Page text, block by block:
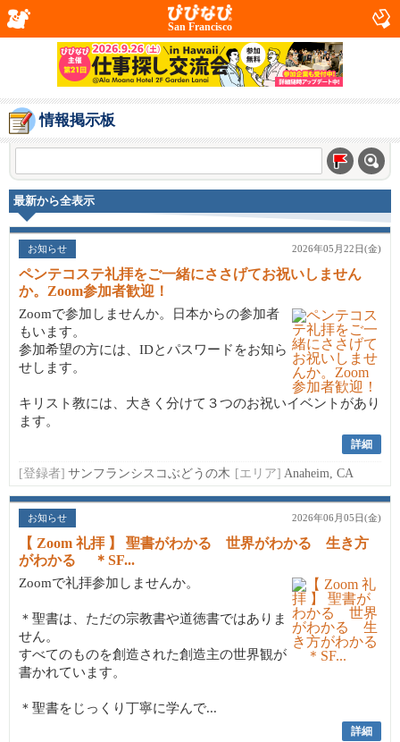
San Francisco
情報掲示板
最新から全表示
お知らせ 2026年05月22日(金)
ペンテコステ礼拝をご一緒にささげてお祝いしません
か。Zoom参加者歓迎！
Zoomで参加しませんか。日本からの参加者
もいます。
参加希望の方には、IDとパスワードをお知ら
せします。
キリスト教には、大きく分けて３つのお祝いイベントがあり
ます。
詳細
[登録者] サンフランシスコぶどうの木 [エリア] Anaheim, CA
お知らせ 2026年06月05日(金)
【 Zoom 礼拝 】 聖書がわかる 世界がわかる 生き方
がわかる ＊SF...
Zoomで礼拝参加しませんか。
＊聖書は、ただの宗教書や道徳書ではありま
せん。
すべてのものを創造された創造主の世界観が
書かれています。
＊聖書をじっくり丁寧に学んで...
詳細